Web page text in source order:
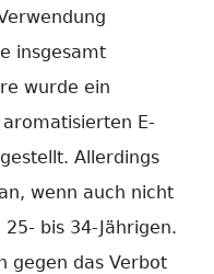
insgesamt
wurde ein
E-
Allerdings
wenn auch nicht
bis 34-Jährigen.
gegen das Verbot